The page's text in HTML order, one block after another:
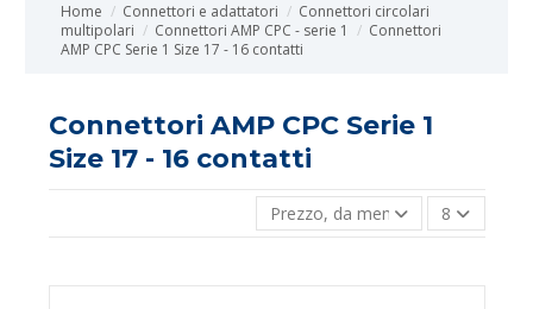
Home Connettori e adattatori
Connettori circolari
multipolari
Connettori AMP CPC - serie 1
Connettori
AMP CPC Serie 1 Size 17 - 16 contatti
Connettori AMP CPC Serie 1
Size 17 - 16 contatti
Prezzo, da meno caro a più caro
8